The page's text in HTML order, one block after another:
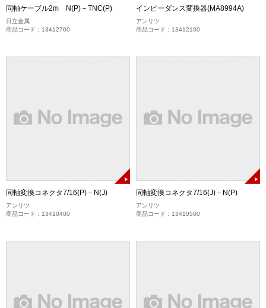
同軸ケーブル2m N(P)－TNC(P)
日立金属
商品コード：13412700
インピーダンス変換器(MA8994A)
アンリツ
商品コード：13412100
同軸変換コネクタ7/16(P)－N(J)
アンリツ
商品コード：13410400
同軸変換コネクタ7/16(J)－N(P)
アンリツ
商品コード：13410500